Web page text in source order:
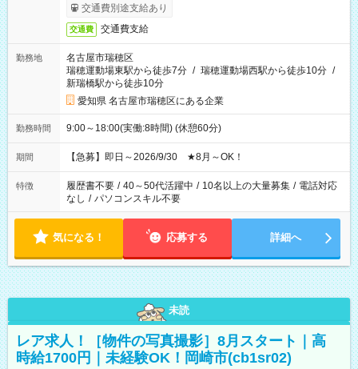
交通費別途支給あり
交通費 交通費支給
勤務地
名古屋市瑞穂区
瑞穂運動場東駅から徒歩7分 / 瑞穂運動場西駅から徒歩10分 /
新瑞橋駅から徒歩10分
愛知県 名古屋市瑞穂区にある企業
勤務時間 9:00～18:00(実働:8時間) (休憩60分)
期間 【急募】即日～2026/9/30 ★8月～OK！
特徴 履歴書不要 / 40～50代活躍中 / 10名以上の大量募集 / 電話対応
なし / パソコンスキル不要
気になる！ 応募する 詳細へ
未読
レア求人！［物件の写真撮影］8月スタート｜高
時給1700円｜未経験OK！岡崎市(cb1sr02)